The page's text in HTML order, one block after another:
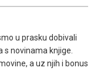
u prasku dobivali
s novinama knjige.
a uz njih i bonus